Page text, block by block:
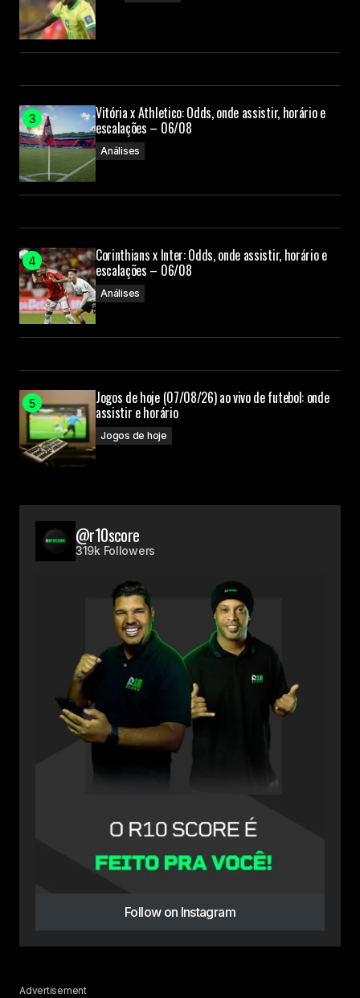
Vitória x Athletico: Odds, onde assistir, horário e
escalações – 06/08
Análises
Corinthians x Inter: Odds, onde assistir, horário e
escalações – 06/08
Análises
Jogos de hoje (07/08/26) ao vivo de futebol: onde
assistir e horário
Jogos de hoje
@r10score
319k Followers
Follow on Instagram
Advertisement